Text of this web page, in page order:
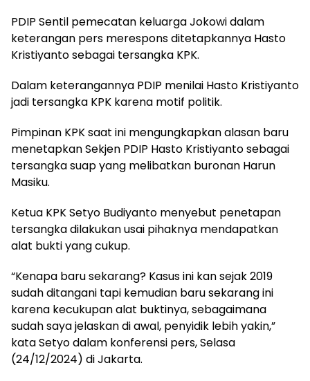
PDIP Sentil pemecatan keluarga Jokowi dalam
keterangan pers merespons ditetapkannya Hasto
Kristiyanto sebagai tersangka KPK.
Dalam keterangannya PDIP menilai Hasto Kristiyanto
jadi tersangka KPK karena motif politik.
Pimpinan KPK saat ini mengungkapkan alasan baru
menetapkan Sekjen PDIP Hasto Kristiyanto sebagai
tersangka suap yang melibatkan buronan Harun
Masiku.
Ketua KPK Setyo Budiyanto menyebut penetapan
tersangka dilakukan usai pihaknya mendapatkan
alat bukti yang cukup.
“Kenapa baru sekarang? Kasus ini kan sejak 2019
sudah ditangani tapi kemudian baru sekarang ini
karena kecukupan alat buktinya, sebagaimana
sudah saya jelaskan di awal, penyidik lebih yakin,”
kata Setyo dalam konferensi pers, Selasa
(24/12/2024) di Jakarta.